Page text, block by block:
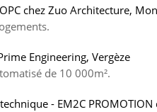
chez Zuo Architecture,
Engineering, Vergèze
de 10 000m².
- EM2C PROMOTION